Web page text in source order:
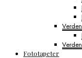
Fototapeter